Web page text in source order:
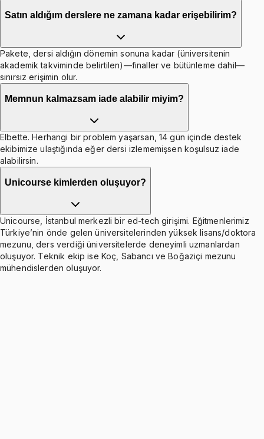
Satın aldığım derslere ne zamana kadar erişebilirim?
Pakete, dersi aldığın dönemin sonuna kadar (üniversitenin
akademik takviminde belirtilen)—finaller ve bütünleme dahil—
sınırsız erişimin olur.
Memnun kalmazsam iade alabilir miyim?
Elbette. Herhangi bir problem yaşarsan, 14 gün içinde destek
ekibimize ulaştığında eğer dersi izlememişsen koşulsuz iade
alabilirsin.
Unicourse kimlerden oluşuyor?
Unicourse, İstanbul merkezli bir ed-tech girişimi. Eğitmenlerimiz
Türkiye’nin önde gelen üniversitelerinden yüksek lisans/doktora
mezunu, ders verdiği üniversitelerde deneyimli uzmanlardan
oluşuyor. Teknik ekip ise Koç, Sabancı ve Boğaziçi mezunu
mühendislerden oluşuyor.